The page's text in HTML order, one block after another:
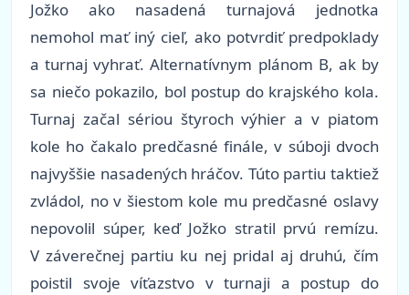
Jožko ako nasadená turnajová jednotka
nemohol mať iný cieľ, ako potvrdiť predpoklady
a turnaj vyhrať. Alternatívnym plánom B, ak by
sa niečo pokazilo, bol postup do krajského kola.
Turnaj začal sériou štyroch výhier a v piatom
kole ho čakalo predčasné finále, v súboji dvoch
najvyššie nasadených hráčov. Túto partiu taktiež
zvládol, no v šiestom kole mu predčasné oslavy
nepovolil súper, keď Jožko stratil prvú remízu.
V záverečnej partiu ku nej pridal aj druhú, čím
poistil svoje víťazstvo v turnaji a postup do